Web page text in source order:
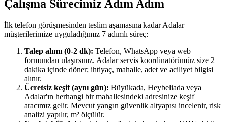
Çalışma Sürecimiz Adım Adım
İlk telefon görüşmesinden teslim aşamasına kadar Adalar
müşterilerimize uyguladığımız 7 adımlı süreç:
Talep alımı (0-2 dk): Telefon, WhatsApp veya web
formundan ulaşırsınız. Adalar servis koordinatörümüz size 2
dakika içinde döner; ihtiyaç, mahalle, adet ve aciliyet bilgisi
alınır.
Ücretsiz keşif (aynı gün): Büyükada, Heybeliada veya
Adalar'ın herhangi bir mahallesindeki adresinize keşif
aracımız gelir. Mevcut yangın güvenlik altyapısı incelenir, risk
analizi yapılır, m² ölçülür.